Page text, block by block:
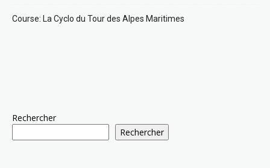
Course: La Cyclo du Tour des Alpes Maritimes
Rechercher
Rechercher